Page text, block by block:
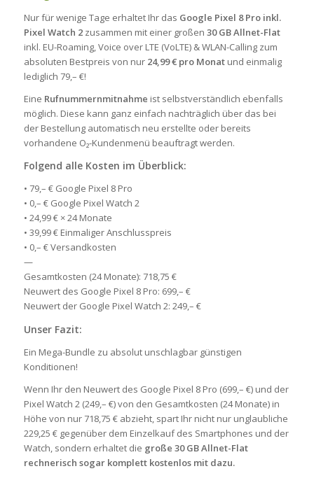
Nur für wenige Tage erhaltet Ihr das Google Pixel 8 Pro inkl.
Pixel Watch 2zusammen mit einer großen 30 GB Allnet-Flat
inkl. EU-Roaming, Voice over LTE (VoLTE) & WLAN-Calling zum
absoluten Bestpreis von nur 24,99 € pro Monatund einmalig
lediglich 79,– €!
Eine Rufnummernmitnahme ist selbstverständlich ebenfalls
möglich. Diese kann ganz einfach nachträglich über das bei
der Bestellung automatisch neu erstellte oder bereits
vorhandene O₂-Kundenmenü beauftragt werden.
Folgend alle Kosten im Überblick:
• 79,– € Google Pixel 8 Pro
• 0,– € Google Pixel Watch 2
• 24,99 € × 24 Monate
• 39,99 € Einmaliger Anschlusspreis
• 0,– € Versandkosten
—
Gesamtkosten (24 Monate): 718,75 €
Neuwert des Google Pixel 8 Pro: 699,– €
Neuwert der Google Pixel Watch 2: 249,– €
Unser Fazit:
Ein Mega-Bundle zu absolut unschlagbar günstigen
Konditionen!
Wenn Ihr den Neuwert des Google Pixel 8 Pro (699,– €) und der
Pixel Watch 2 (249,– €) von den Gesamtkosten (24 Monate) in
Höhe von nur 718,75 € abzieht, spart Ihr nicht nur unglaubliche
229,25 € gegenüber dem Einzelkauf des Smartphones und der
Watch, sondern erhaltet die große 30 GB Allnet-Flat
rechnerisch sogar komplett kostenlos mit dazu.